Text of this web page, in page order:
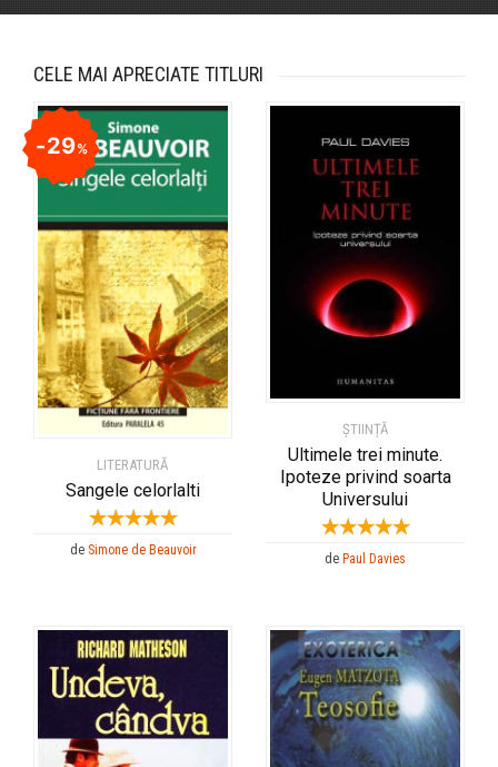
CELE MAI APRECIATE TITLURI
LITERATURĂ
Sangele celorlalti
29%
de Simone de Beauvoir
ȘTIINȚĂ
Ultimele trei minute.
Ipoteze privind soarta
Universului
de Paul Davies